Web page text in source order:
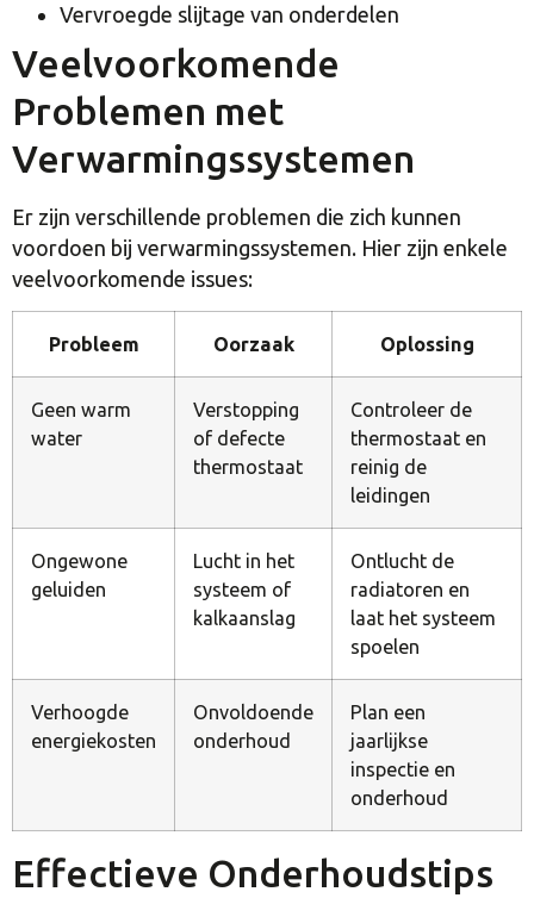
Vervroegde slijtage van onderdelen
Veelvoorkomende
Problemen met
Verwarmingssystemen
Er zijn verschillende problemen die zich kunnen
voordoen bij verwarmingssystemen. Hier zijn enkele
veelvoorkomende issues:
Probleem Oorzaak Oplossing
Geen warm
water
Verstopping
of defecte
thermostaat
Controleer de
thermostaat en
reinig de
leidingen
Ongewone
geluiden
Lucht in het
systeem of
kalkaanslag
Ontlucht de
radiatoren en
laat het systeem
spoelen
Verhoogde
energiekosten
Onvoldoende
onderhoud
Plan een
jaarlijkse
inspectie en
onderhoud
Effectieve Onderhoudstips